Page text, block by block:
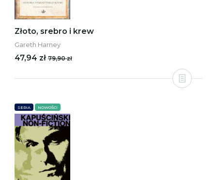
Złoto, srebro i krew
Gareth Harney
47,94 zł 79,90 zł
SERIA NOWOŚCI